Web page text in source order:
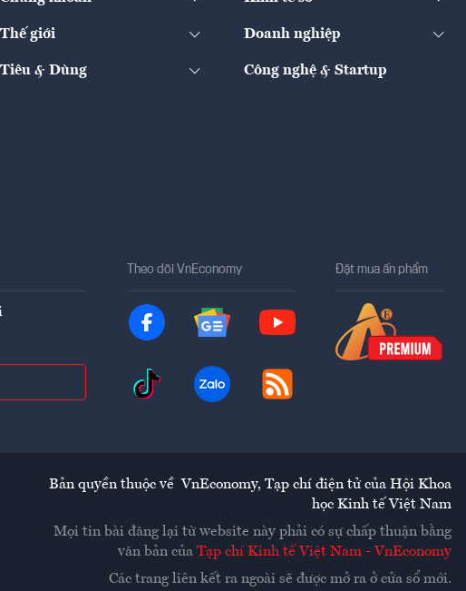
Thế giới Doanh nghiệp
Tiêu & Dùng Công nghệ & Startup
Theo dõi VnEconomy Đặt mua ấn phẩm
Bản quyền thuộc về VnEconomy, Tạp chí điện tử của Hội Khoa
học Kinh tế Việt Nam
Mọi tin bài đăng lại từ website này phải có sự chấp thuận bằng
văn bản của Tạp chí Kinh tế Việt Nam - VnEconomy
Các trang liên kết ra ngoài sẽ được mở ra ở cửa sổ mới.